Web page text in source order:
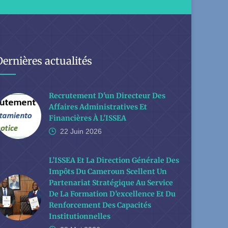
actualités
Recrutement D'un Directeur Des
Affaires Administratives Et
Financières À L'ISSEA
22 Juin 2026
L’ISSEA Et La Direction Générale Des
Impôts Du Cameroun Scellent Un
Partenariat Stratégique Au Service
De La Formation D’excellence Et Du
Renforcement Des Capacités
Institutionnelles